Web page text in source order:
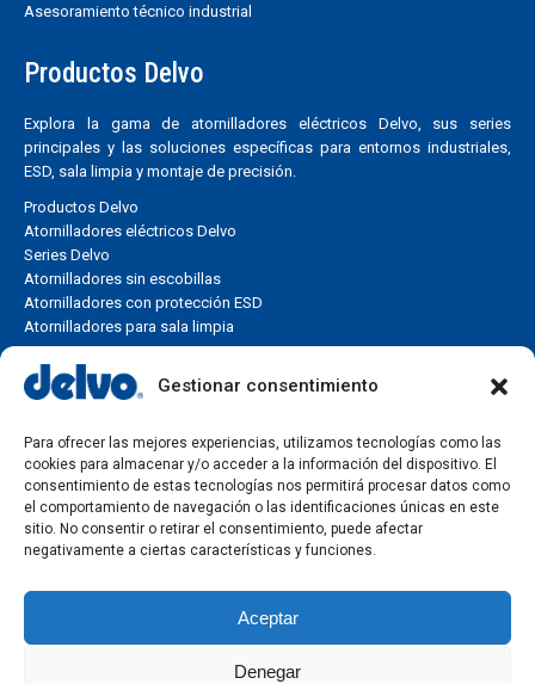
Gestionar consentimiento
Para ofrecer las mejores experiencias, utilizamos tecnologías como las
cookies para almacenar y/o acceder a la información del dispositivo. El
consentimiento de estas tecnologías nos permitirá procesar datos como
el comportamiento de navegación o las identificaciones únicas en este
sitio. No consentir o retirar el consentimiento, puede afectar
negativamente a ciertas características y funciones.
Aceptar
Denegar
Asesoramiento técnico industrial
Productos Delvo
Explora la gama de atornilladores eléctricos Delvo, sus series
principales y las soluciones específicas para entornos industriales,
ESD, sala limpia y montaje de precisión.
Productos Delvo
Atornilladores eléctricos Delvo
Series Delvo
Atornilladores sin escobillas
Atornilladores con protección ESD
Atornilladores para sala limpia
Soluciones industriales
Encuentra la solución de atornillado más adecuada según tu
aplicación, rango de torque, línea de montaje o necesidad de
producción industrial.
Soluciones de atornillado industrial
Aplicaciones industriales
Control de torque
Producción en serie